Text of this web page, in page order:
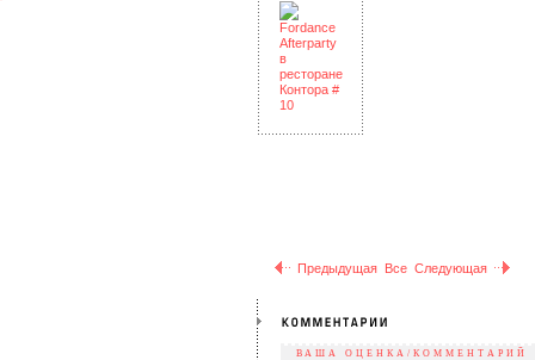
Предыдущая Все Следующая
ВАША ОЦЕНКА/КОММЕНТАРИЙ